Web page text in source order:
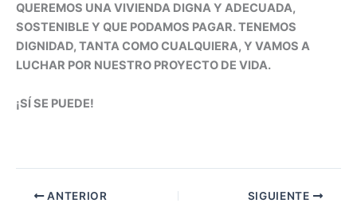
QUEREMOS UNA VIVIENDA DIGNA Y ADECUADA,
SOSTENIBLE Y QUE PODAMOS PAGAR. TENEMOS
DIGNIDAD, TANTA COMO CUALQUIERA, Y VAMOS A
LUCHAR POR NUESTRO PROYECTO DE VIDA.
¡SÍ SE PUEDE!
ANTERIOR SIGUIENTE